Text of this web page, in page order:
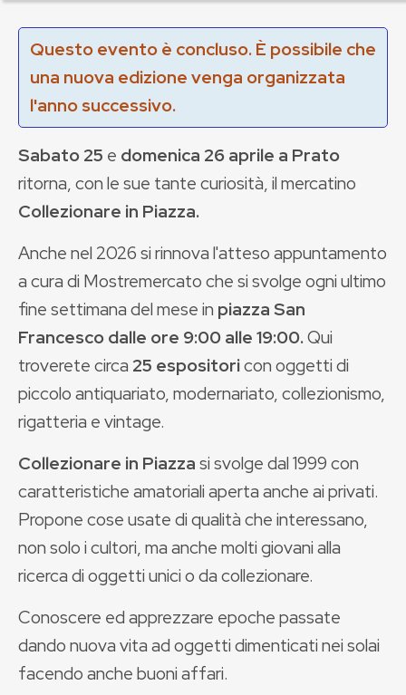
Questo evento è concluso. È possibile che
una nuova edizione venga organizzata
l'anno successivo.
Sabato 25 e domenica 26 aprile a Prato
ritorna, con le sue tante curiosità, il mercatino
Collezionare in Piazza.
Anche nel 2026 si rinnova l'atteso appuntamento
a curadi Mostremercato che si svolge ogni ultimo
fine settimana del mese in piazza San
Francesco dalle ore 9:00 alle 19:00.Qui
troverete circa 25 espositoricon oggetti di
piccolo antiquariato, modernariato, collezionismo,
rigatteria e vintage.
Collezionare in Piazzasi svolge dal 1999 con
caratteristiche amatoriali aperta anche ai privati.
Propone cose usate di qualità che interessano,
non solo i cultori, ma anche molti giovani alla
ricerca di oggetti unici o da collezionare.
Conoscere ed apprezzare epoche passate
dando nuova vita ad oggetti dimenticati nei solai
facendo anche buoni affari.